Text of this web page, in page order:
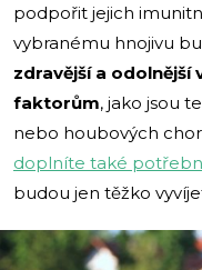
podpořit jejich
vybranému hnojivu
zdravější a odolnější
faktorům, jako jsou
nebo houbových
doplníte také
budou jen těžko